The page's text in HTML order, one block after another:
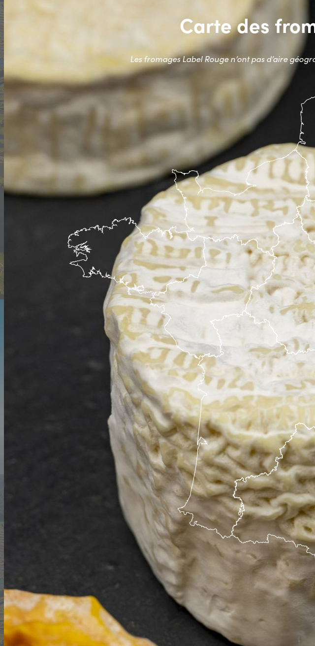
Carte des
Les fromages Label Rouge n’ont pas d’aire